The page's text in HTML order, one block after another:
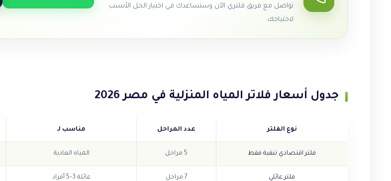
تواصل مع فريق فلتري الآن وسنساعدك في اختيار الحل الأنسب
لاحتياجك.
جدول أسعار فلاتر المياه المنزلية في مصر 2026
نوع الفلتر عدد المراحل مناسب لـ
فلتر اقتصادي تنقية فقط 5 مراحل المياه العادية
فلتر عائلي 7 مراحل عائلة 3–5 أفراد